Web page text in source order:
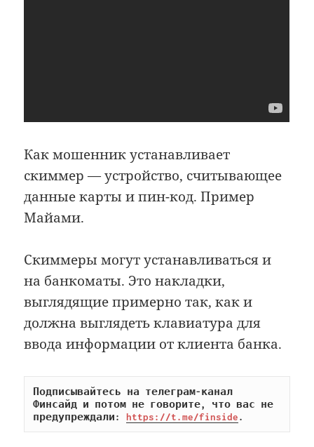
Как мошенник устанавливает
скиммер — устройство, считывающее
данные карты и пин-код. Пример
Майами.
Скиммеры могут устанавливаться и
на банкоматы. Это накладки,
выглядящие примерно так, как и
должна выглядеть клавиатура для
ввода информации от клиента банка.
Подписывайтесь на телеграм-канал
Финсайд и потом не говорите, что вас не
предупреждали: https://t.me/finside.